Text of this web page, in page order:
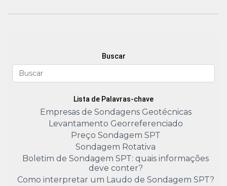
Buscar
Lista de Palavras-chave
Empresas de Sondagens Geotécnicas
Levantamento Georreferenciado
Preço Sondagem SPT
Sondagem Rotativa
Boletim de Sondagem SPT: quais informações
deve conter?
Como interpretar um Laudo de Sondagem SPT?